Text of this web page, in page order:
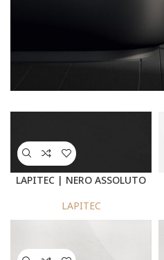
MORE
LAPITEC | NERO ASSOLUTO
LAPITEC